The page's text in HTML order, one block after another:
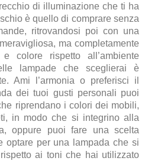
di illuminazione che ti ha
è quello di comprare senza
ritrovandosi poi con una
ma completamente
colore rispetto all’ambiente
lampade che sceglierai è
Ami l’armonia o preferisci il
dei tuoi gusti personali puoi
riprendano i colori dei mobili,
in modo che si integrino alla
oppure puoi fare una scelta
optare per una lampada che si
ai toni che hai utilizzato